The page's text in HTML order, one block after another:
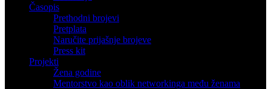
Časopis
Prethodni brojevi
Pretplata
Naručite prijašnje brojeve
Press kit
Projekti
Žena godine
Mentorstvo kao oblik networkinga među ženama